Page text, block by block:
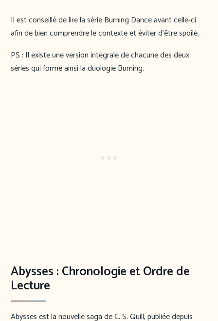
Il est conseillé de lire la série Burning Dance avant celle-ci
afin de bien comprendre le contexte et éviter d’être spoilé.
PS : Il existe une version intégrale de chacune des deux
séries qui forme ainsi la duologie Burning.
Abysses : Chronologie et Ordre de
Lecture
Abysses est la nouvelle saga de C. S. Quill, publiée depuis